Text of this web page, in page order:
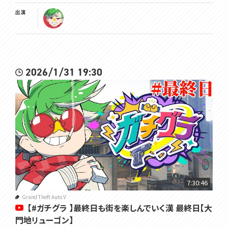
出演
2026/1/31 19:30
7:30:46
Grand Theft Auto V
【#ガチグラ 】最終日も街を楽しんでいく漢 最終日【大
門地リューゴン】